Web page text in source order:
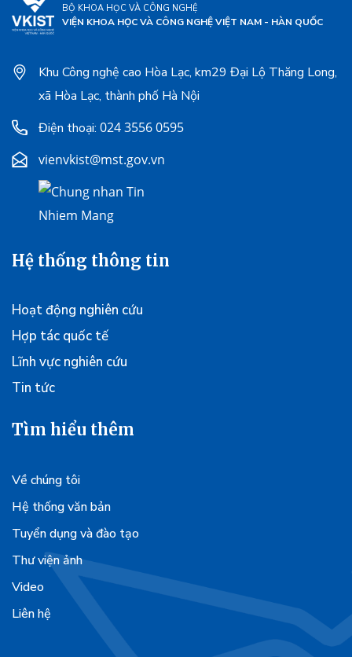
BỘ KHOA HỌC VÀ CÔNG NGHỆ
VIỆN KHOA HỌC VÀ CÔNG NGHỆ VIỆT NAM - HÀN QUỐC
Khu Công nghệ cao Hòa Lạc, km29 Đại Lộ Thăng Long,
xã Hòa Lạc, thành phố Hà Nội
Điện thoại: 024 3556 0595
vienvkist@mst.gov.vn
Hệ thống thông tin
Hoạt động nghiên cứu
Hợp tác quốc tế
Lĩnh vực nghiên cứu
Tin tức
Tìm hiểu thêm
Về chúng tôi
Hệ thống văn bản
Tuyển dụng và đào tạo
Thư viện ảnh
Video
Liên hệ